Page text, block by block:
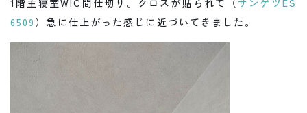
1階主寝室WIC間仕切り。クロスが貼られて（ サンゲツES
6509 ）急に仕上がった感じに近づいてきました。